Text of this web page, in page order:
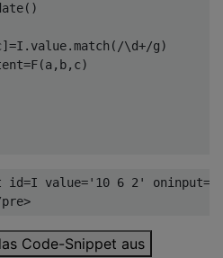
()
]=I . value.match ( /\d+/g)
=F(a, b, c)
id=I value='10 6 2' oninput=
Code-Snippet aus